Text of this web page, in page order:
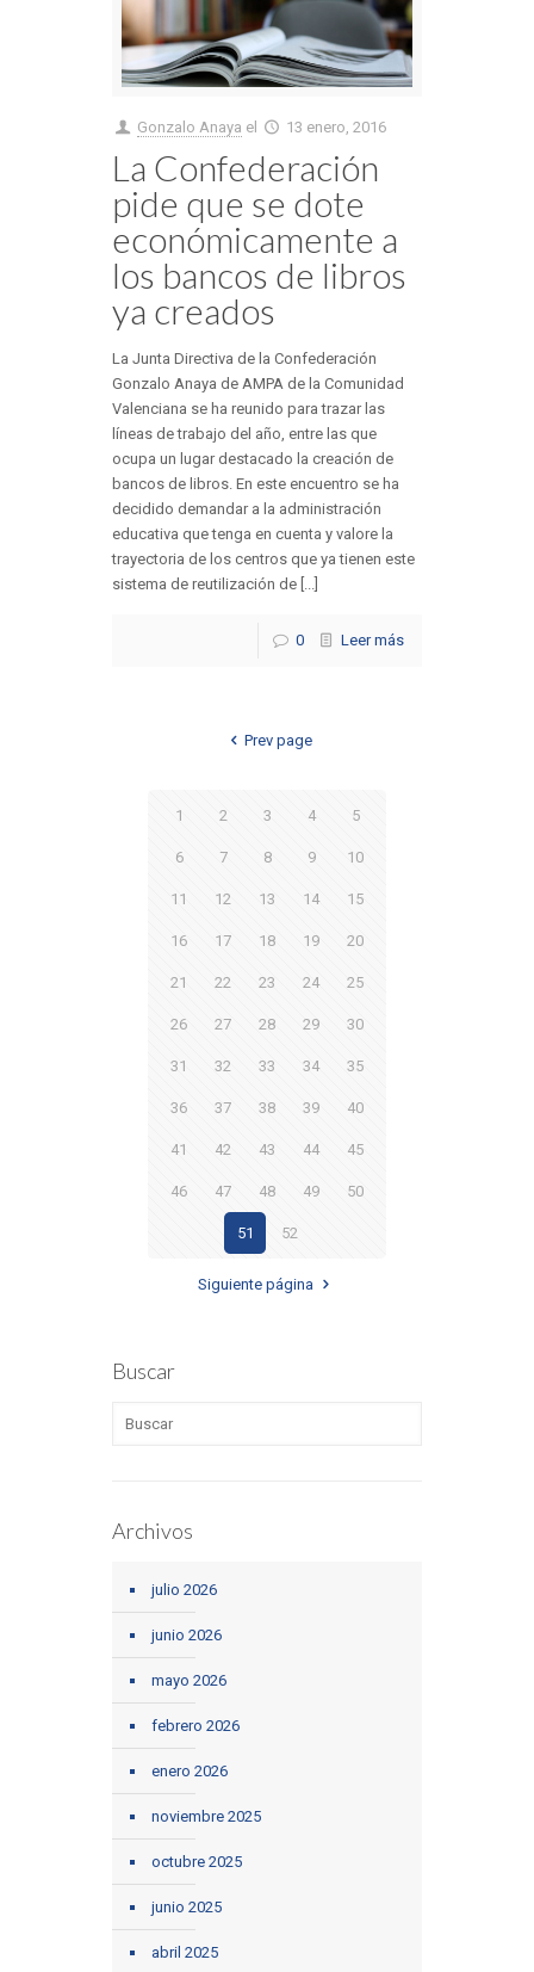
Gonzalo Anaya el 13 enero, 2016
La Confederación
pide que se dote
económicamente a
los bancos de libros
ya creados
La Junta Directiva de la Confederación
Gonzalo Anaya de AMPA de la Comunidad
Valenciana se ha reunido para trazar las
líneas de trabajo del año, entre las que
ocupa un lugar destacado la creación de
bancos de libros. En este encuentro se ha
decidido demandar a la administración
educativa que tenga en cuenta y valore la
trayectoria de los centros que ya tienen este
sistema de reutilización de [...]
0 Leer más
Prev page
1 2 3 4 5
6 7 8 9 10
11 12 13 14 15
16 17 18 19 20
21 22 23 24 25
26 27 28 29 30
31 32 33 34 35
36 37 38 39 40
41 42 43 44 45
46 47 48 49 50
51 52
Siguiente página
Buscar
Archivos
julio 2026
junio 2026
mayo 2026
febrero 2026
enero 2026
noviembre 2025
octubre 2025
junio 2025
abril 2025